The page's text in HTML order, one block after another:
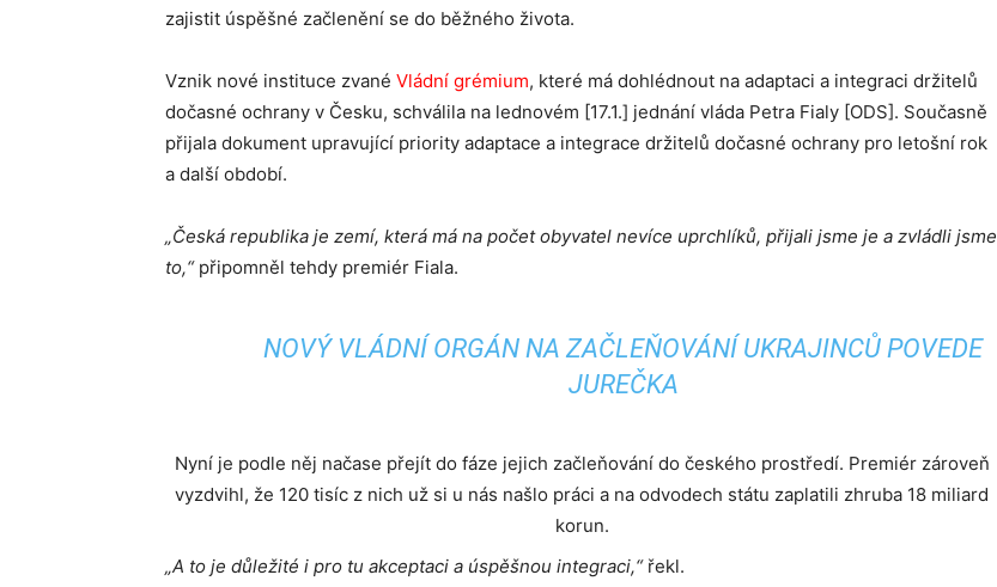
zajistit úspěšné začlenění se do běžného života.
Vznik nové instituce zvané Vládní grémium, které má dohlédnout na adaptaci a integraci držitelů
dočasné ochrany v Česku, schválila na lednovém [17.1.] jednání vláda Petra Fialy [ODS]. Současně
přijala dokument upravující priority adaptace a integrace držitelů dočasné ochrany pro letošní rok
a další období.
„Česká republika je zemí, která má na počet obyvatel nevíce uprchlíků, přijali jsme je a zvládli jsme
to,“připomněl tehdy premiér Fiala.
NOVÝ VLÁDNÍ ORGÁN NA ZAČLEŇOVÁNÍ UKRAJINCŮ POVEDE
JUREČKA
Nyní je podle něj načase přejít do fáze jejich začleňování do českého prostředí. Premiér zároveň
vyzdvihl, že 120 tisíc z nich už si u nás našlo práci a na odvodech státu zaplatili zhruba 18 miliard
korun.
„A to je důležité i pro tu akceptaci a úspěšnou integraci,“řekl.